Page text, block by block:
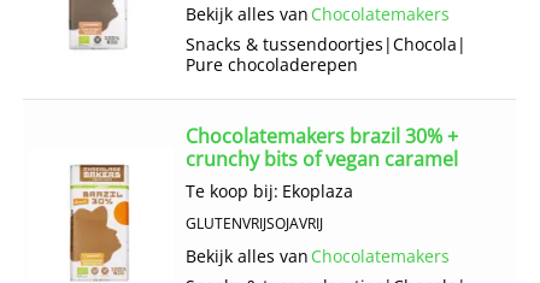
Bekijk alles van Chocolatemakers
Snacks & tussendoortjes |Chocola |
Pure chocoladerepen
Chocolatemakers brazil 30% +
crunchy bits of vegan caramel
Te koop bij: Ekoplaza
GLUTENVRIJSOJAVRIJ
Bekijk alles van Chocolatemakers